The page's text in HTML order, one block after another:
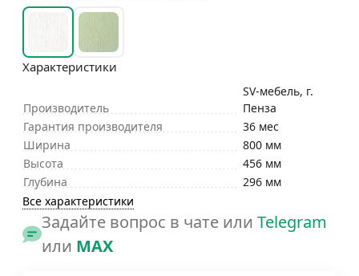
Характеристики
Производитель
SV-мебель, г.
Пенза
Гарантия производителя
36 мес
Ширина
800 мм
Высота
456 мм
Глубина
296 мм
Все характеристики
Задайте вопрос в чате или Telegram
или MAX